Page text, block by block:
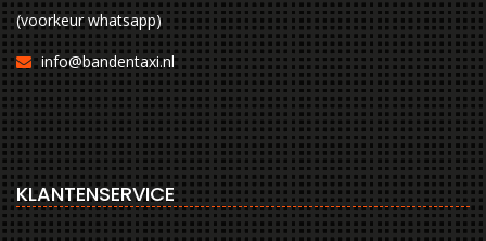
(voorkeur whatsapp)
info@bandentaxi.nl
KLANTENSERVICE